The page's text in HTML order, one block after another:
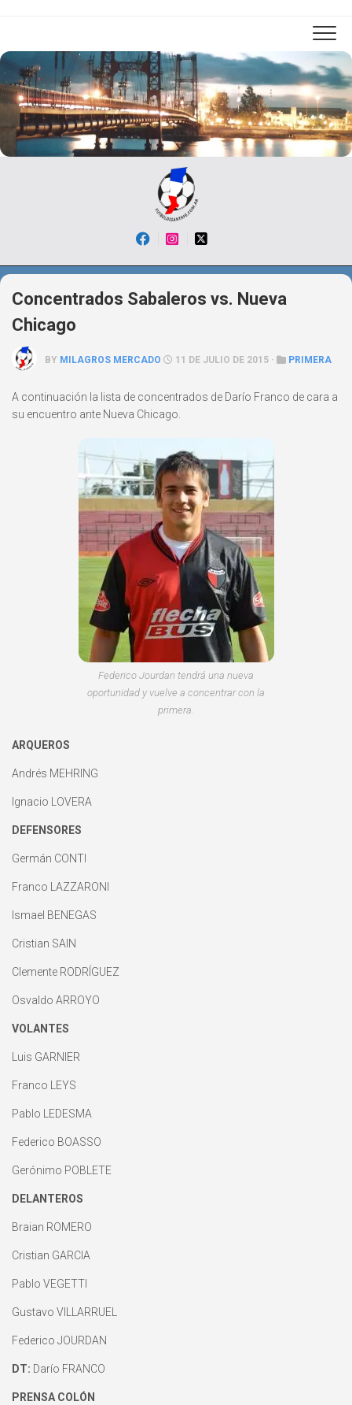
Concentrados Sabaleros vs. Nueva
Chicago
BY MILAGROS MERCADO 11 DE JULIO DE 2015 · PRIMERA
A continuación la lista de concentrados de Darío Franco de cara a
su encuentro ante Nueva Chicago.
Federico Jourdan tendrá una nueva
oportunidad y vuelve a concentrar con la
primera.
ARQUEROS
Andrés MEHRING
Ignacio LOVERA
DEFENSORES
Germán CONTI
Franco LAZZARONI
Ismael BENEGAS
Cristian SAIN
Clemente RODRÍGUEZ
Osvaldo ARROYO
VOLANTES
Luis GARNIER
Franco LEYS
Pablo LEDESMA
Federico BOASSO
Gerónimo POBLETE
DELANTEROS
Braian ROMERO
Cristian GARCIA
Pablo VEGETTI
Gustavo VILLARRUEL
Federico JOURDAN
DT: Darío FRANCO
PRENSA COLÓN